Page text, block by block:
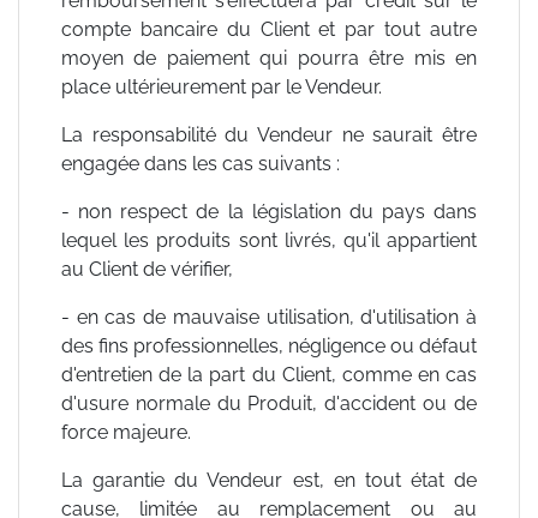
compte bancaire du Client et par tout autre
moyen de paiement qui pourra être mis en
place ultérieurement par le Vendeur.
La responsabilité du Vendeur ne saurait être
engagée dans les cas suivants :
- non respect de la législation du pays dans
lequel les produits sont livrés, qu'il appartient
au Client de vérifier,
- en cas de mauvaise utilisation, d'utilisation à
des fins professionnelles, négligence ou défaut
d'entretien de la part du Client, comme en cas
d'usure normale du Produit, d'accident ou de
force majeure.
La garantie du Vendeur est, en tout état de
cause, limitée au remplacement ou au